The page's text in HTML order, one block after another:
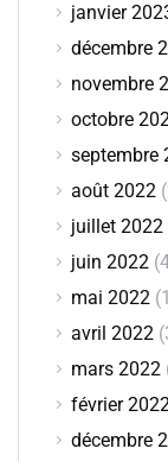
janvier
décembre
novembre
octobre
septembre
août 2022
juillet 2022
juin 2022
mai 2022
avril 2022
mars 2022
février
décembre